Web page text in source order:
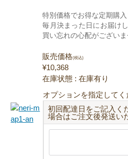
特別価格でお得な定期購入
毎月決まった日にお届け
買い忘れの心配がございま
販売価格(税込)
¥10,368
在庫状態 : 在庫有り
オプションを指定してく
初回配達日をご記入く
場合はご注文後発送い